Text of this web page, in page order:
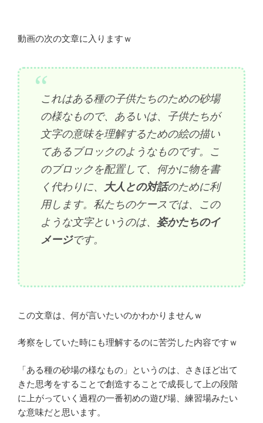
動画の次の文章に入りますｗ
これはある種の子供たちのための砂場
の様なもので、あるいは、子供たちが
文字の意味を理解するための絵の描い
てあるブロックのようなものです。こ
のブロックを配置して、何かに物を書
く代わりに、
大人との対話のために利
用します。私たちのケースでは、この
ような文字というのは、 姿かたちのイ
メージです。
この文章は、何が言いたいのかわかりませんｗ
考察をしていた時にも理解するのに苦労した内容ですｗ
「ある種の砂場の様なもの」というのは、さきほど出て
きた思考をすることで創造することで成長して上の段階
に上がっていく過程の一番初めの遊び場、練習場みたい
な意味だと思います。